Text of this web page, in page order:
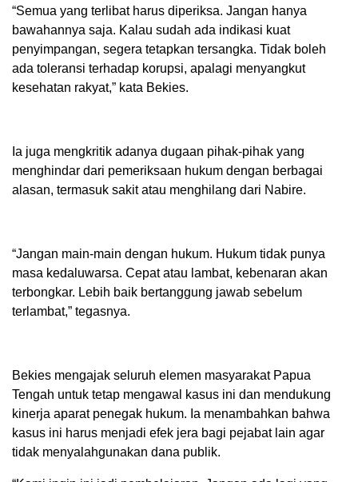
“Semua yang terlibat harus diperiksa. Jangan hanya
bawahannya saja. Kalau sudah ada indikasi kuat
penyimpangan, segera tetapkan tersangka. Tidak boleh
ada toleransi terhadap korupsi, apalagi menyangkut
kesehatan rakyat,” kata Bekies.
Ia juga mengkritik adanya dugaan pihak-pihak yang
menghindar dari pemeriksaan hukum dengan berbagai
alasan, termasuk sakit atau menghilang dari Nabire.
“Jangan main-main dengan hukum. Hukum tidak punya
masa kedaluwarsa. Cepat atau lambat, kebenaran akan
terbongkar. Lebih baik bertanggung jawab sebelum
terlambat,” tegasnya.
Bekies mengajak seluruh elemen masyarakat Papua
Tengah untuk tetap mengawal kasus ini dan mendukung
kinerja aparat penegak hukum. Ia menambahkan bahwa
kasus ini harus menjadi efek jera bagi pejabat lain agar
tidak menyalahgunakan dana publik.